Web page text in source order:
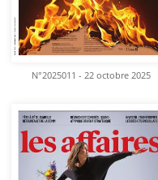
N°2025011 - 22 octobre 2025